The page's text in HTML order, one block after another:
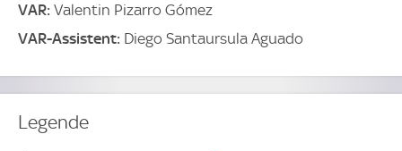
VAR: Valentin Pizarro Gómez
VAR-Assistent: Diego Santaursula Aguado
Legende